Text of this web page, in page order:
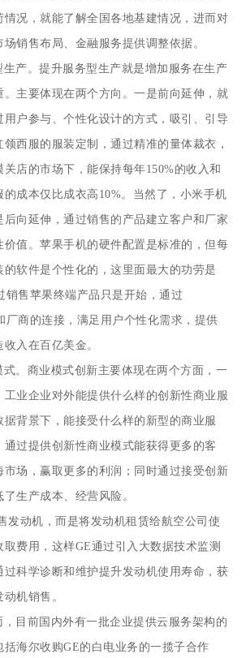
情况，就能了解全国各地基建情况，进而对
销售布局、金融服务提供调整依据。
生产。提升服务型生产就是增加服务在生产
。主要体现在两个方向。一是前向延伸，就
用户参与、个性化设计的方式，吸引、引导
西服的服装定制，通过精准的量体裁衣，
店的市场下，能保持每年150%的收入和
成本仅比成衣高10%。当然了，小米手机
后向延伸，通过销售的产品建立客户和厂家
价值。苹果手机的硬件配置是标准的，但每
软件是个性化的，这里面最大的功劳是
销售苹果终端产品只是开始，通过
厂商的连接，满足用户个性化需求，提供
入在百亿美金。
式。商业模式创新主要体现在两个方面，一
工业企业对外能提供什么样的创新性商业服
背景下，能接受什么样的新型的商业服
过提供创新性商业模式能获得更多的客
市场，赢取更多的利润；同时通过接受创新
生产成本、经营风险。
发动机，而是将发动机租赁给航空公司使
费用，这样GE通过引入大数据技术监测
过科学诊断和维护提升发动机使用寿命，获
机销售。
目前国内外有一批企业提供云服务架构的
海尔收购GE的白电业务的一揽子合作